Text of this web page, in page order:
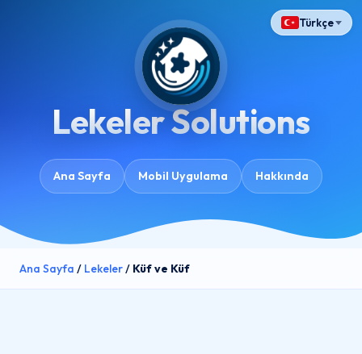
Türkçe
Lekeler Solutions
Ana Sayfa Mobil Uygulama Hakkında
Ana Sayfa / Lekeler/ Küf ve Küf